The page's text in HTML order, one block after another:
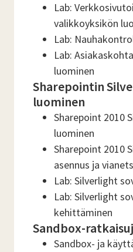
Lab:
valikkoyksikön
Lab:
Lab:
luominen
Sharepointin
luominen
Sharepoint 2010
luominen
Sharepoint 2010
asennus ja
Lab: Silverlight
Lab: Silverlight
kehittäminen
Sandbox-
Sandbox- ja